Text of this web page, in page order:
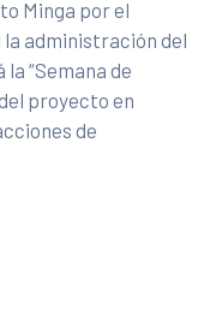
Minga por el
la administración del
“Semana de
proyecto en
de